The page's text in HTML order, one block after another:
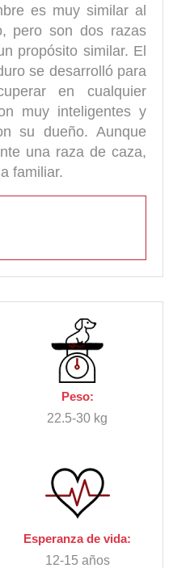
es muy similar al
pero son dos razas
propósito similar. El
se desarrolló para
en cualquier
muy inteligentes y
su dueño. Aunque
una raza de caza,
familiar.
Peso:
22.5-30 kg
Esperanza de vida:
12-15 años